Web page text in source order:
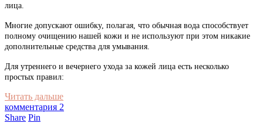
лица.
Многие допускают ошибку, полагая, что обычная вода способствует
полному очищению нашей кожи и не используют при этом никакие
дополнительные средства для умывания.
Для утреннего и вечернего ухода за кожей лица есть несколько
простых правил:
Читать дальше
комментария 2
Share Pin